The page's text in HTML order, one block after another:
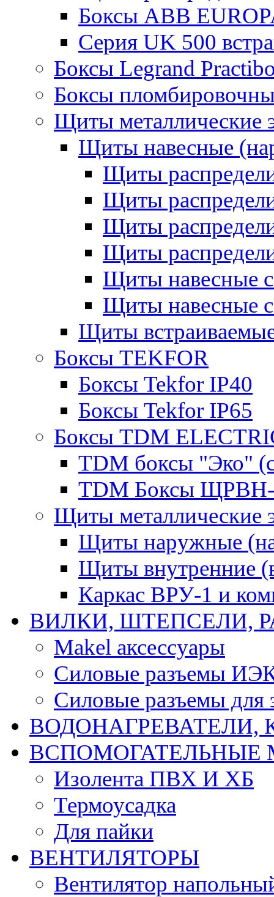
Боксы ABB
Серия UK 500
Боксы Legrand
Боксы
Щиты металлические
Щиты навесные
Щиты
Щиты
Щиты
Щиты
Щиты навесные
Щиты навесные
Щиты
Боксы TEKFOR
Боксы Tekfor IP40
Боксы Tekfor IP65
Боксы TDM
TDM боксы "Эко"
TDM Боксы
Щиты металлические
Щиты наружные
Щиты внутренние
Каркас ВРУ-1 и
ВИЛКИ, ШТЕПСЕЛИ,
Makel аксессуары
Силовые разъемы
Силовые разъемы для
ВОДОНАГРЕВАТЕЛИ,
ВСПОМОГАТЕЛЬНЫЕ
Изолента ПВХ И ХБ
Термоусадка
Для пайки
ВЕНТИЛЯТОРЫ
Вентилятор